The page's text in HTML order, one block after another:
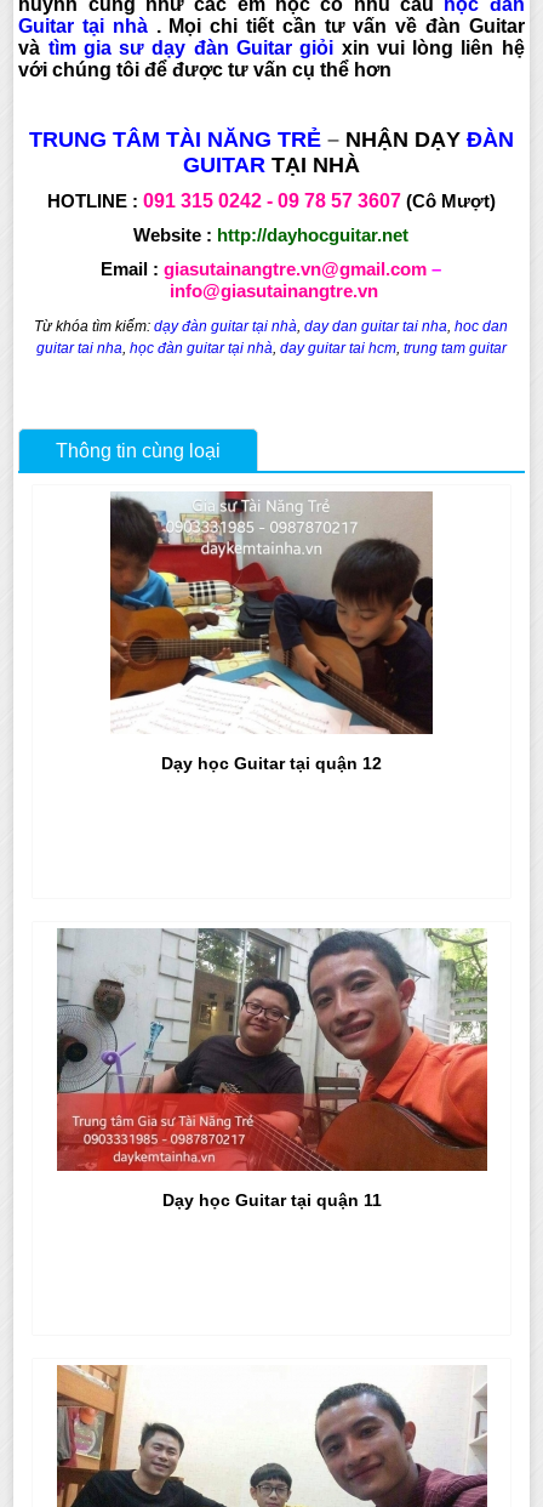
huynh cũng như các em học có nhu cầu
học đàn
Guitar tại nhà . Mọi chi tiết cần tư vấn về đàn Guitar
và tìm gia sư dạy đàn Guitar giỏi xin vui lòng liên hệ
với chúng tôi để được tư vấn cụ thể hơn
TRUNG TÂM TÀI NĂNG TRẺ– NHẬN DẠY ĐÀN
GUITAR TẠI NHÀ
HOTLINE : 091 315 0242 - 09 78 57 3607 (Cô Mượt)
Website : http://dayhocguitar.net
Email : giasutainangtre.vn@gmail.com –
info@giasutainangtre.vn
Từ khóa tìm kiếm:dạy đàn guitar tại nhà,day dan guitar tai nha,hoc dan
guitar tai nha, học đàn guitar tại nhà, day guitar tai hcm, trung tam guitar
Thông tin cùng loại
Dạy học Guitar tại quận 12
Dạy học Guitar tại quận 11